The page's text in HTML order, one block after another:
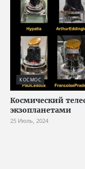
КОСМОС
Космический
экзопланетами
25 Июль, 2024